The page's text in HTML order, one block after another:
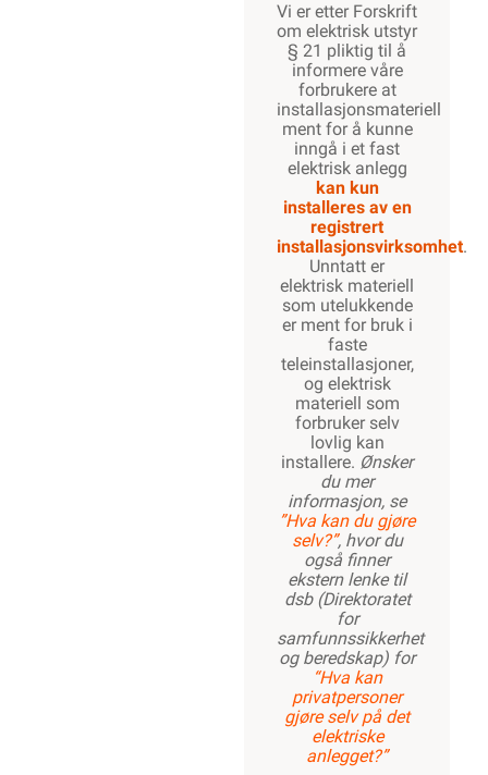
Vi er etter Forskrift
om elektrisk utstyr
§ 21 pliktig til å
informere våre
forbrukere at
installasjonsmateriell
ment for å kunne
inngå i et fast
elektrisk anlegg
kan kun
installeres av en
registrert
installasjonsvirksomhet.
Unntatt er
elektrisk materiell
som utelukkende
er ment for bruk i
faste
teleinstallasjoner,
og elektrisk
materiell som
forbruker selv
lovlig kan
installere. Ønsker
du mer
informasjon, se
”Hva kan du gjøre
selv?”, hvor du
også finner
ekstern lenke til
dsb (Direktoratet
for
samfunnssikkerhet
og beredskap) for
“Hva kan
privatpersoner
gjøre selv på det
elektriske
anlegget?”